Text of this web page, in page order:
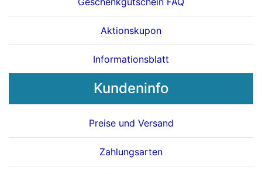
Aktionskupon
Informationsblatt
Kundeninfo
Preise und Versand
Zahlungsarten